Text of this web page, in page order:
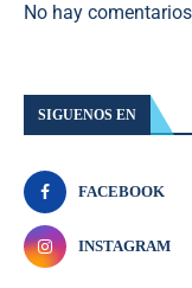
No hay
SIGUENOS EN
FACEBOOK
INSTAGRAM